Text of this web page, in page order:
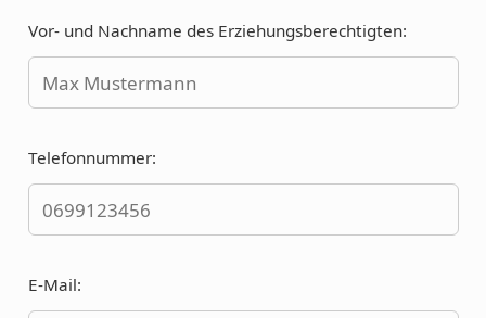
Vor- und Nachname des Erziehungsberechtigten:
Telefonnummer:
E-Mail: